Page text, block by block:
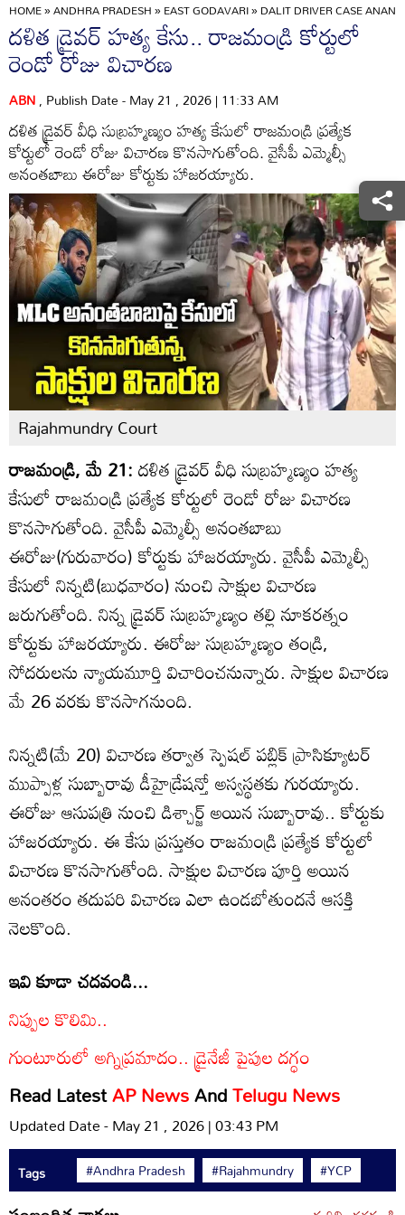
HOME»ANDHRA PRADESH»EAST GODAVARI»DALIT DRIVER CASE
దళిత డ్రైవర్ హత్య కేసు.. రాజమండ్రి కోర్టులో
రెండో రోజు విచారణ
ABN, Publish Date - May 21 , 2026 | 11:33 AM
దళిత డ్రైవర్ వీధి సుబ్రహ్మణ్యం హత్య కేసులో రాజమండ్రి ప్రత్యేక
కోర్టులో రెండో రోజు విచారణ కొనసాగుతోంది. వైసీపీ ఎమ్మెల్సీ
అనంతబాబు ఈరోజు కోర్టుకు హాజరయ్యారు.
Rajahmundry Court
రాజమండ్రి, మే 21:దళిత డ్రైవర్ వీధి సుబ్రహ్మణ్యం హత్య
కేసులో రాజమండ్రి ప్రత్యేక కోర్టులో రెండో రోజు విచారణ
కొనసాగుతోంది. వైసీపీ ఎమ్మెల్సీ అనంతబాబు
ఈరోజు(గురువారం) కోర్టుకు హాజరయ్యారు. వైసీపీ ఎమ్మెల్సీ
కేసులో నిన్నటి(బుధవారం) నుంచి సాక్షుల విచారణ
జరుగుతోంది. నిన్న డ్రైవర్ సుబ్రహ్మణ్యం తల్లి నూకరత్నం
కోర్టుకు హాజరయ్యారు. ఈరోజు సుబ్రహ్మణ్యం తండ్రి,
సోదరులను న్యాయమూర్తి విచారించనున్నారు. సాక్షుల విచారణ
మే 26 వరకు కొనసాగనుంది.
నిన్నటి(మే 20) విచారణ తర్వాత స్పెషల్ పబ్లిక్ ప్రాసిక్యూటర్
ముప్పాళ్ల సుబ్బారావు డీహైడ్రేషన్తో అస్వస్థతకు గురయ్యారు.
ఈరోజు ఆసుపత్రి నుంచి డిశ్చార్జ్ అయిన సుబ్బారావు.. కోర్టుకు
హాజరయ్యారు. ఈ కేసు ప్రస్తుతం రాజమండ్రి ప్రత్యేక కోర్టులో
విచారణ కొనసాగుతోంది. సాక్షుల విచారణ పూర్తి అయిన
అనంతరం తదుపరి విచారణ ఎలా ఉండబోతుందనే ఆసక్తి
నెలకొంది.
ఇవి కూడా చదవండి...
నిప్పుల కొలిమి..
గుంటూరులో అగ్నిప్రమాదం.. డ్రైనేజీ పైపుల దగ్ధం
Read LatestAP NewsAndTelugu News
Updated Date - May 21 , 2026 | 03:43 PM
Tags #Andhra Pradesh #Rajahmundry #YCP